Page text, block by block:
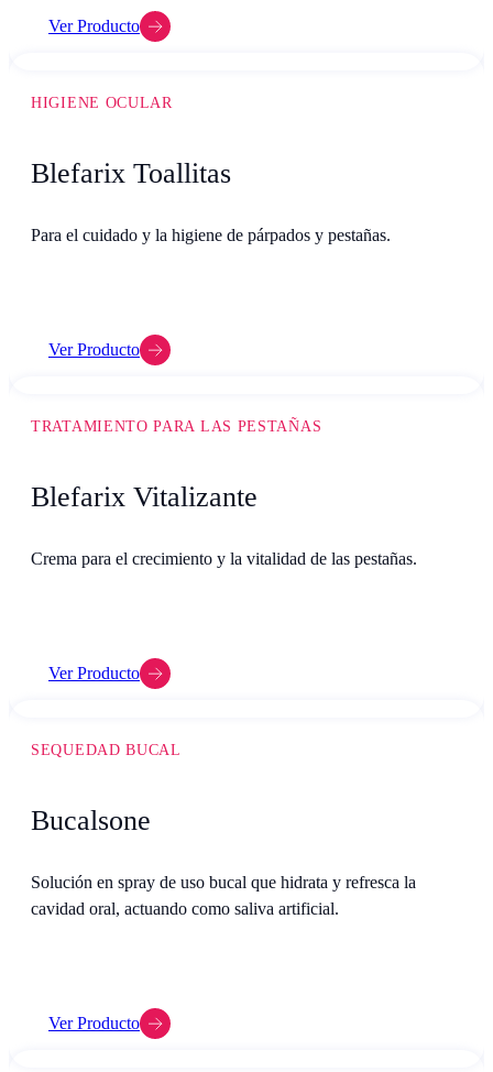
Ver Producto
HIGIENE OCULAR
Blefarix Toallitas
Para el cuidado y la higiene de párpados y pestañas.
Ver Producto
TRATAMIENTO PARA LAS PESTAÑAS
Blefarix Vitalizante
Crema para el crecimiento y la vitalidad de las pestañas.
Ver Producto
SEQUEDAD BUCAL
Bucalsone
Solución en spray de uso bucal que hidrata y refresca la
cavidad oral, actuando como saliva artificial.
Ver Producto